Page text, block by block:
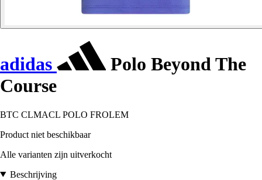
adidas
Polo Beyond The
Course
BTC CLMACL POLO FROLEM
Product niet beschikbaar
Alle varianten zijn uitverkocht
Beschrijving